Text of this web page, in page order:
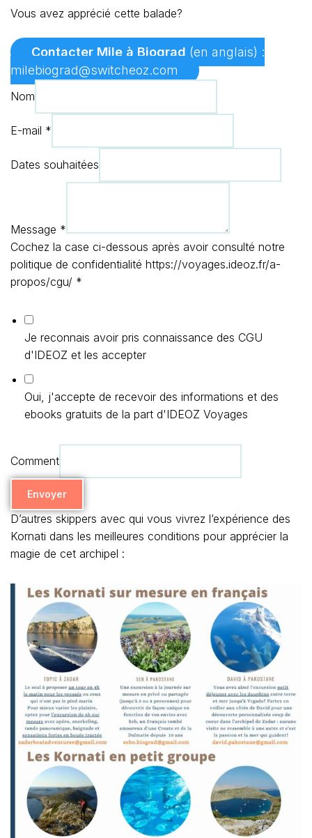
Vous avez apprécié cette balade?
Contacter Mile à Biograd (en anglais) :
milebiograd@switcheoz.com
Nom
E-mail *
Dates souhaitées
Message *
Cochez la case ci-dessous après avoir consulté notre
politique de confidentialité https://voyages.ideoz.fr/a-
propos/cgu/ *
Je reconnais avoir pris connaissance des CGU
d'IDEOZ et les accepter
Oui, j'accepte de recevoir des informations et des
ebooks gratuits de la part d'IDEOZ Voyages
Comment
Envoyer
D’autres skippers avec qui vous vivrez l’expérience des
Kornati dans les meilleures conditions pour apprécier la
magie de cet archipel :